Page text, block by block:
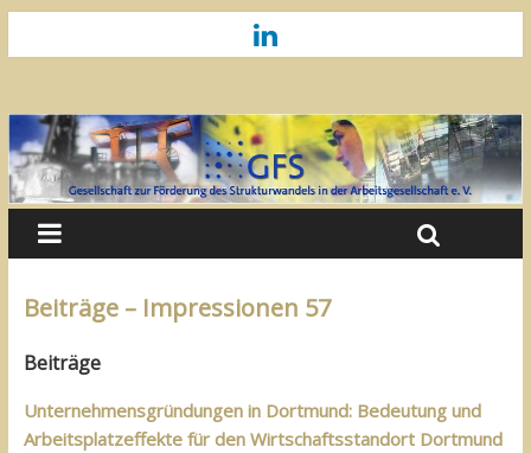
Beiträge – Impressionen 57
Beiträge
Unternehmensgründungen in Dortmund: Bedeutung und
Arbeitsplatzeffekte für den Wirtschaftsstandort Dortmund